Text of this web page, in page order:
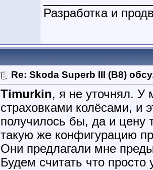
Разработка и
Re: Skoda Superb III (B8)
Timurkin, я не уточнял. У
страховками колёсами, и
получилось бы, да и цену
такую же конфигурацию
Они предлагали мне
Будем считать что просто